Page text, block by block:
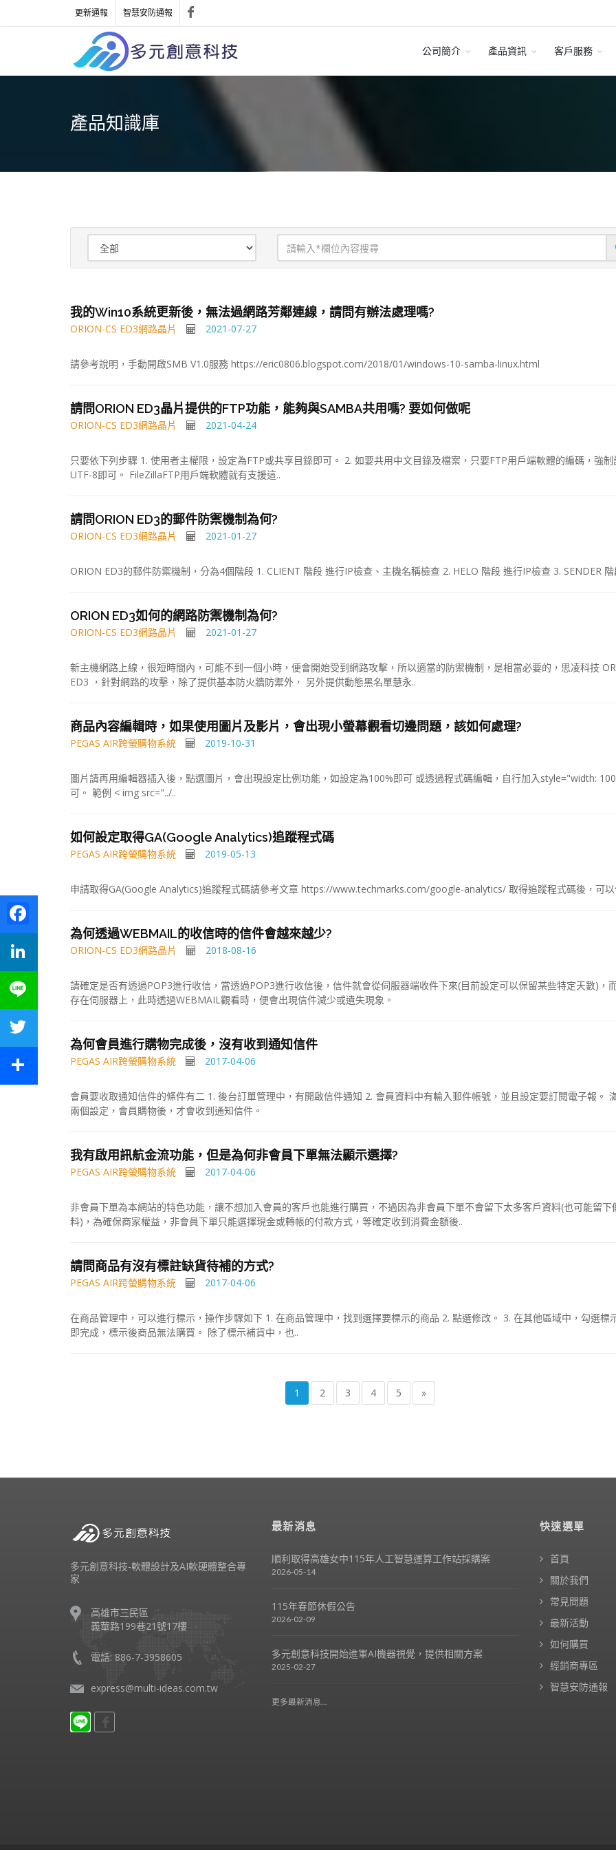
更新通報 智慧安防通報
公司簡介 產品資訊 客戶服務
產品知識庫
我的Win10系統更新後，無法過網路芳鄰連線，請問有辦法處理嗎?
ORION-CS ED3網路晶片 2021-07-27
請參考說明，手動開啟SMB V1.0服務 https://eric0806.blogspot.com/2018/01/windows-10-samba-linux.html
請問ORION ED3晶片提供的FTP功能，能夠與SAMBA共用嗎? 要如何做呢
ORION-CS ED3網路晶片 2021-04-24
只要依下列步驟 1. 使用者主權限，設定為FTP或共享目錄即可。 2. 如要共用中文目錄及檔案，只要FTP用戶端軟體的編碼，強制
UTF-8即可。 FileZillaFTP用戶端軟體就有支援這..
請問ORION ED3的郵件防禦機制為何?
ORION-CS ED3網路晶片 2021-01-27
ORION ED3的郵件防禦機制，分為4個階段 1. CLIENT 階段 進行IP檢查、主機名稱檢查 2. HELO 階段 進行IP檢查 3. SENDER 階
ORION ED3如何的網路防禦機制為何?
ORION-CS ED3網路晶片 2021-01-27
新主機網路上線，很短時間內，可能不到一個小時，便會開始受到網路攻擊，所以適當的防禦機制，是相當必要的，思凌科技
ED3 ，針對網路的攻擊，除了提供基本防火牆防禦外， 另外提供動態黑名單慧永..
商品內容編輯時，如果使用圖片及影片，會出現小螢幕觀看切邊問題，該如何處理?
PEGAS AIR跨螢購物系統 2019-10-31
圖片請再用編輯器插入後，點選圖片，會出現設定比例功能，如設定為100%即可 或透過程式碼編輯，自行加入style="width:
可。 範例 < img src="../..
如何設定取得GA(Google Analytics)追蹤程式碼
PEGAS AIR跨螢購物系統 2019-05-13
申請取得GA(Google Analytics)追蹤程式碼請參考文章 https://www.techmarks.com/google-analytics/ 取得追蹤程式碼後，可以
為何透過WEBMAIL的收信時的信件會越來越少?
ORION-CS ED3網路晶片 2018-08-16
請確定是否有透過POP3進行收信，當透過POP3進行收信後，信件就會從伺服器端收件下來(目前設定可以保留某些特定天數)，
存在伺服器上，此時透過WEBMAIL觀看時，便會出現信件減少或遺失現象。
為何會員進行購物完成後，沒有收到通知信件
PEGAS AIR跨螢購物系統 2017-04-06
會員要收取通知信件的條件有二 1. 後台訂單管理中，有開啟信件通知 2. 會員資料中有輸入郵件帳號，並且設定要訂閱電子報。
兩個設定，會員購物後，才會收到通知信件。
我有啟用訊航金流功能，但是為何非會員下單無法顯示選擇?
PEGAS AIR跨螢購物系統 2017-04-06
非會員下單為本網站的特色功能，讓不想加入會員的客戶也能進行購買，不過因為非會員下單不會留下太多客戶資料(也可能留下
料)，為確保商家權益，非會員下單只能選擇現金或轉帳的付款方式，等確定收到消費金額後..
請問商品有沒有標註缺貨待補的方式?
PEGAS AIR跨螢購物系統 2017-04-06
在商品管理中，可以進行標示，操作步驟如下 1. 在商品管理中，找到選擇要標示的商品 2. 點選修改。 3. 在其他區域中，勾選標
即完成，標示後商品無法購買。 除了標示補貨中，也..
1 2 3 4 5 »
多元創意科技-軟體設計及AI軟硬體整合專
家
高雄市三民區
義華路199巷21號17樓
電話: 886-7-3958605
express@multi-ideas.com.tw
最新消息
順利取得高雄女中115年人工智慧運算工作站採購案
2026-05-14
115年春節休假公告
2026-02-09
多元創意科技開始進軍AI機器視覺，提供相關方案
2025-02-27
更多最新消息...
快速選單
首頁
關於我們
常見問題
最新活動
如何購買
經銷商專區
智慧安防通報